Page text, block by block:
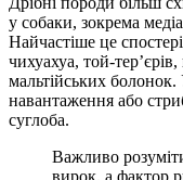
у собаки, зокрема
Найчастіше це
чихуахуа, той-
мальтійських болонок.
навантаження або
суглоба.
Важливо
вирок, а фактор